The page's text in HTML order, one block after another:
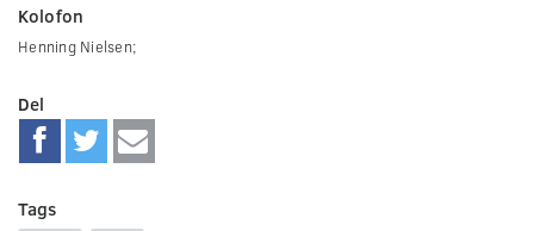
Kolofon
Henning Nielsen;
Del
Tags